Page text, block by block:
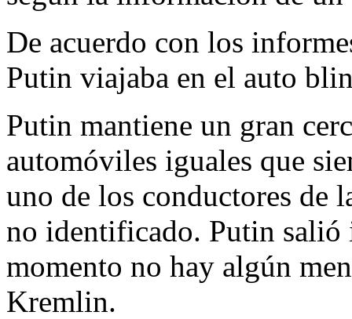
De acuerdo con los
Putin viajaba en el auto
Putin mantiene un gran
automóviles iguales que
uno de los conductores de
no identificado. Putin salió
momento no hay algún
Kremlin.